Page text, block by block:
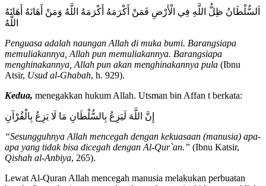
اَلسُّلْطَانُ ظِلُّ اللَّهِ فِي الْأَرْضِ فَمَنْ أَكْرَمَهُ أَكْرَمَهُ اللَّهُ وَمَنْ أَهَانَهُ أَهَانَهُ
اللَّهُ
Penguasa adalah naungan Allah di muka bumi. Barangsiapa
memuliakannya, Allah pun memuliakannya. Barangsiapa
menghinakannya, Allah pun akan menghinakannya pula (Ibnu
Atsir, Usud al-Ghabah, h. 929).
Kedua, menegakkan hukum Allah. Utsman bin Affan t berkata:
إِنَّ اللَّهَ لَيَزِعُ بِالسُّلْطَانِ مَا لَا يَزِعُ بِالْقُرْآنِ
“Sesungguhnya Allah mencegah dengan kekuasaan (manusia) apa-
apa yang tidak bisa dicegah dengan Al-Qur`an.” (Ibnu Katsir,
Qishah al-Anbiya, 265).
Lewat Al-Quran Allah mencegah manusia melakukan perbuatan